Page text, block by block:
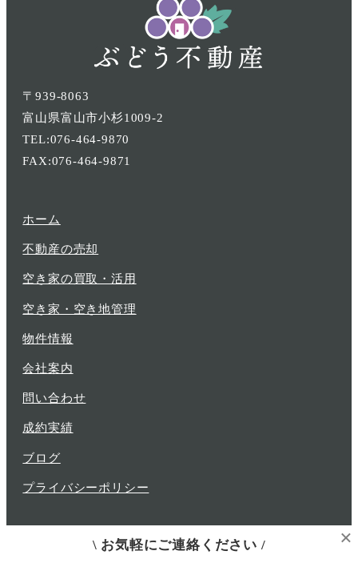
〒939-8063
富山県富山市小杉1009-2
TEL:076-464-9870
FAX:076-464-9871
ホーム
不動産の売却
空き家の買取・活用
空き家・空き地管理
物件情報
会社案内
問い合わせ
成約実績
ブログ
プライバシーポリシー
\ お気軽にご連絡ください / ×